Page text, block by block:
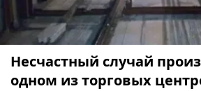
Несчастный случай
одном из торговых